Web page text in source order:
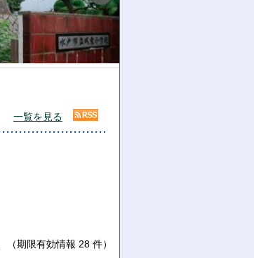
一覧を見る
（期限有効情報 28 件）